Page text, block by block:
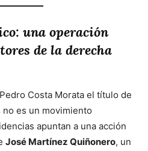
una operación
de la derecha
Costa Morata el título de
es un movimiento
apuntan a una acción
José Martínez Quiñonero, un